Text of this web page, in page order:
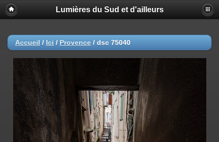
Lumières du Sud et d'ailleurs
Accueil / Ici / Provence / dsc 75040